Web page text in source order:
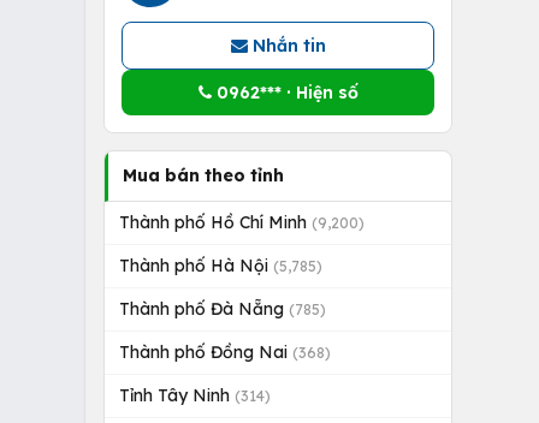
Nhắn tin
0962*** · Hiện số
Mua bán theo tỉnh
Thành phố Hồ Chí Minh (9,200)
Thành phố Hà Nội (5,785)
Thành phố Đà Nẵng (785)
Thành phố Đồng Nai (368)
Tỉnh Tây Ninh (314)